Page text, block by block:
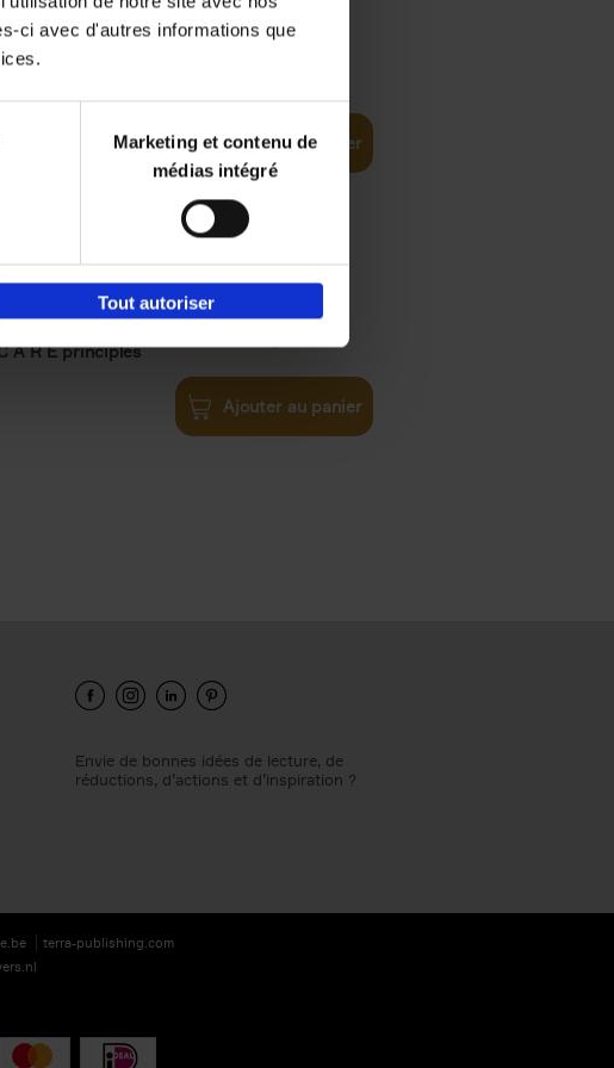
ci avec d'autres informations que
Marketing et contenu de
médias intégré
Tout autoriser
Business
Ajouter au panier
A R E principles €34,99
Ajouter au panier
Envie de bonnes idées de lecture, de
réductions, d’actions et d’inspiration ?
terra-publishing.com